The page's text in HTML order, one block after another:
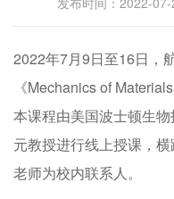
2022年7月9日至16日，
《Mechanics of Materials
本课程由美国波士顿生
元教授进行线上授课，横
老师为校内联系人。